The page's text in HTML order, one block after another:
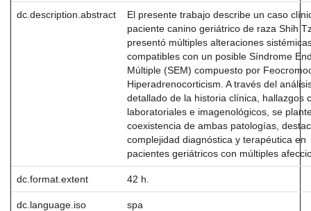
dc.description.abstract
El presente trabajo describe un caso
paciente canino geriátrico de raza Shih
presentó múltiples alteraciones
compatibles con un posible Síndrome
Múltiple (SEM) compuesto por
Hiperadrenocorticism. A través del
detallado de la historia clínica, hallazgos
laboratoriales e imagenológicos, se
coexistencia de ambas patologías,
complejidad diagnóstica y terapéutica en
pacientes geriátricos con múltiples
dc.format.extent 42 h.
dc.language.iso spa